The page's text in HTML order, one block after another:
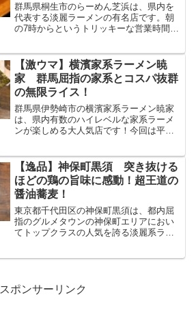
群馬県桐生市のらーめん芝浜は、県内を
代表する淡麗ラーメンの有名店です。朝
の7時からというトリッキーな営業時間で
がセットになった朝らー定食が大人気で
す☆
【激ウマ】横濱家系ラーメン暁
家 群馬屈指の家系とコスパ抜群
の無限ライス！
群馬県伊勢崎市の横濱家系ラーメン暁家
は、県内有数のハイレベルな家系ラーメ
ンが楽しめる大人気店です！今回は平日
やサイドメニューまで堪能しまくって来
ました！
【逸品】神保町黒須 突き抜ける
ほどの鶏の旨味に感動！超王道の
醤油蕎麦！
東京都千代田区の神保町黒須は、都内屈
指のグルメタウンの神保町エリアにおい
てトップクラスの人気を誇る淡麗系ラー
スポンサーリンク